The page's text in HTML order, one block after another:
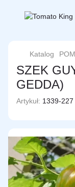
Katalog
SZEK
GEDDA)
Artykuł: 1339-227